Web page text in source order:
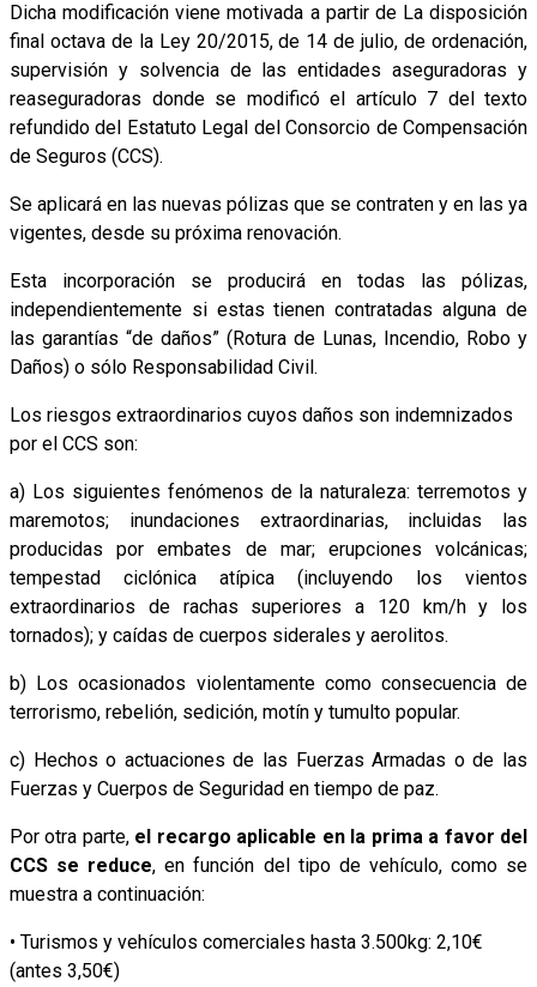
Dicha modificación viene motivada a partir de La disposición
final octava de la Ley 20/2015, de 14 de julio, de ordenación,
supervisión y solvencia de las entidades aseguradoras y
reaseguradoras donde se modificó el artículo 7 del texto
refundido del Estatuto Legal del Consorcio de Compensación
de Seguros (CCS).
Se aplicará en las nuevas pólizas que se contraten y en las ya
vigentes, desde su próxima renovación.
Esta incorporación se producirá en todas las pólizas,
independientemente si estas tienen contratadas alguna de
las garantías “de daños” (Rotura de Lunas, Incendio, Robo y
Daños) o sólo Responsabilidad Civil.
Los riesgos extraordinarios cuyos daños son indemnizados
por el CCS son:
a) Los siguientes fenómenos de la naturaleza: terremotos y
maremotos; inundaciones extraordinarias, incluidas las
producidas por embates de mar; erupciones volcánicas;
tempestad ciclónica atípica (incluyendo los vientos
extraordinarios de rachas superiores a 120 km/h y los
tornados); y caídas de cuerpos siderales y aerolitos.
b) Los ocasionados violentamente como consecuencia de
terrorismo, rebelión, sedición, motín y tumulto popular.
c) Hechos o actuaciones de las Fuerzas Armadas o de las
Fuerzas y Cuerpos de Seguridad en tiempo de paz.
Por otra parte, el recargo aplicable en la prima a favor del
CCS se reduce, en función del tipo de vehículo, como se
muestra a continuación:
• Turismos y vehículos comerciales hasta 3.500kg: 2,10€
(antes 3,50€)